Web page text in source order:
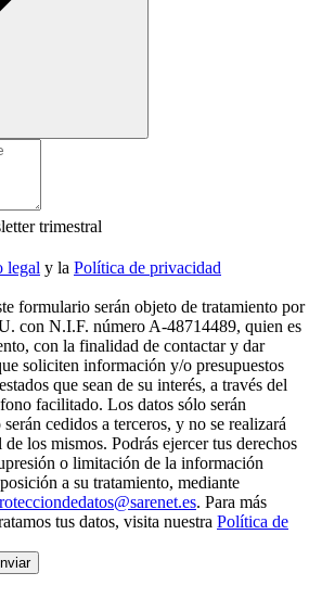
trimestral
legal y la Política de privacidad
formulario serán objeto de tratamiento por
con N.I.F. número A-48714489, quien es
con la finalidad de contactar y dar
soliciten información y/o presupuestos
que sean de su interés, a través del
facilitado. Los datos sólo serán
cedidos a terceros, y no se realizará
los mismos. Podrás ejercer tus derechos
o limitación de la información
a su tratamiento, mediante
. Para más
tus datos, visita nuestra Política de